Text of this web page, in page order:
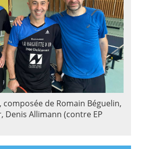
de Romain Béguelin,
Denis Allimann (contre EP